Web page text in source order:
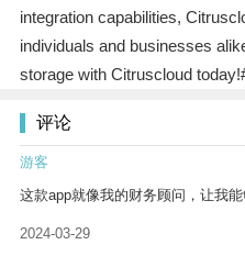
integration capabilities,
individuals and businesses
storage with Citruscloud
评论
游客
这款app就像我的财务顾问，让我能
2024-03-29